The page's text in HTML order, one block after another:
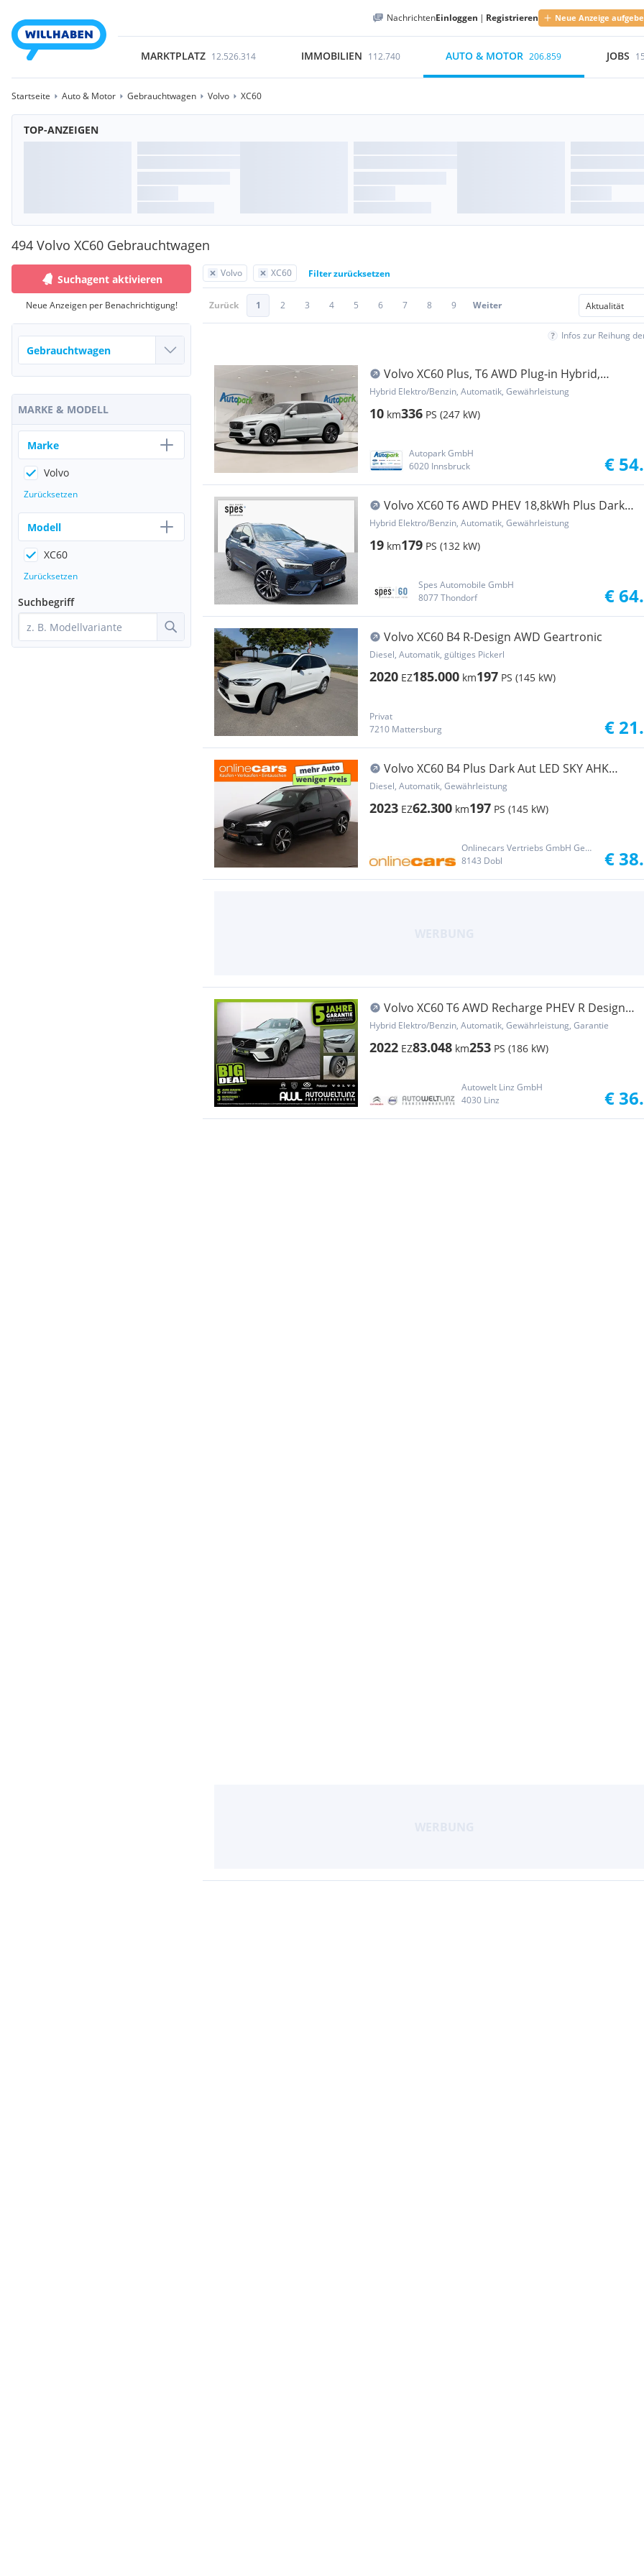
NachrichtenEinloggen | Registrieren Neue Anzeige
MARKTPLATZ 12.526.314 IMMOBILIEN 112.740 AUTO & MOTOR 206.859 JOBS
Startseite Auto & Motor Gebrauchtwagen Volvo XC60
TOP-ANZEIGEN
494 Volvo XC60 Gebrauchtwagen
Volvo XC60 Filter zurücksetzen
Zurück 1 2 3 4 5 6 7 8 9 Weiter
Infos zur Reihung
Volvo XC60 Plus, T6 AWD Plug-in Hybrid,
Elektrisch/Be...
Hybrid Elektro/Benzin, Automatik, Gewährleistung
10 km336 PS (247 kW)
Autopark GmbH
6020 Innsbruck
€
Volvo XC60 T6 AWD PHEV 18,8kWh Plus Dark
Aut.
Hybrid Elektro/Benzin, Automatik, Gewährleistung
19 km179 PS (132 kW)
Spes Automobile GmbH
8077 Thondorf
€
Volvo XC60 B4 R-Design AWD Geartronic
Diesel, Automatik, gültiges Pickerl
2020 EZ185.000 km197 PS (145 kW)
Privat
7210 Mattersburg
€
Volvo XC60 B4 Plus Dark Aut LED SKY AHK
RADAR LEDER
Diesel, Automatik, Gewährleistung
2023 EZ62.300 km197 PS (145 kW)
Onlinecars Vertriebs GmbH Gebrauchtwagen-Outlet  Werkstätte  Spenglerei  Lackiererei
8143 Dobl
€
Volvo XC60 T6 AWD Recharge PHEV R Design
Geartronic
Hybrid Elektro/Benzin, Automatik, Gewährleistung, Garantie
2022 EZ83.048 km253 PS (186 kW)
Autowelt Linz GmbH
4030 Linz
€
Suchagent aktivieren
Neue Anzeigen per Benachrichtigung!
MARKE & MODELL
Marke
Volvo
Zurücksetzen
Modell
XC60
Zurücksetzen
Suchbegriff